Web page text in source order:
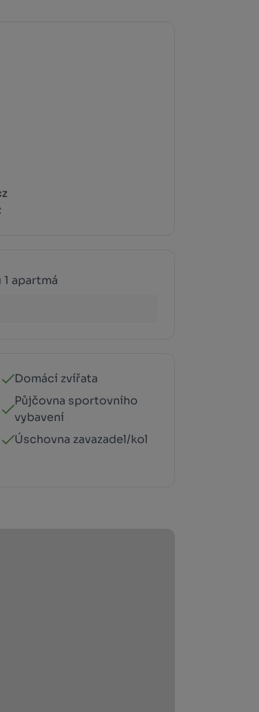
apartmá
Domácí zvířata
Půjčovna sportovního
vybavení
Úschovna zavazadel/kol